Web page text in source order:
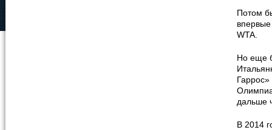
Потом
WTA.
Но еще
дальше
В 2014